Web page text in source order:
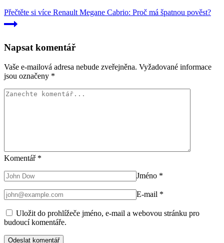
Přečtěte si více Renault Megane Cabrio: Proč má špatnou pověst?
Napsat komentář
Vaše e-mailová adresa nebude zveřejněna. Vyžadované informace
jsou označeny *
Komentář *
Jméno *
E-mail *
Uložit do prohlížeče jméno, e-mail a webovou stránku pro
budoucí komentáře.